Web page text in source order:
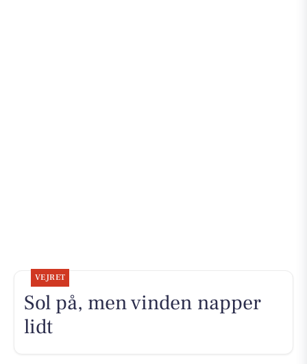
VEJRET
Sol på, men vinden napper
lidt